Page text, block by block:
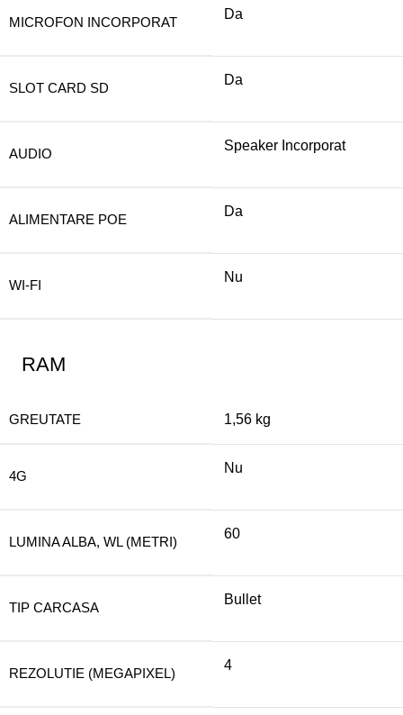
MICROFON INCORPORAT
Da
SLOT CARD SD
Da
AUDIO
Speaker Incorporat
ALIMENTARE POE
Da
WI-FI
Nu
RAM
GREUTATE 1,56 kg
4G
Nu
LUMINA ALBA, WL (METRI)
60
TIP CARCASA
Bullet
REZOLUTIE (MEGAPIXEL)
4